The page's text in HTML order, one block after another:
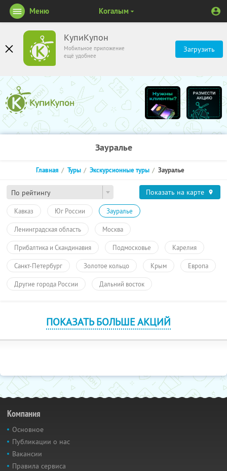
КупиКупон
Мобильное приложение
ещё удобнее
Загрузить
Меню Когалым
Зауралье
По рейтингу
Главная Туры Экскурсионные туры Зауралье
Показать на карте
Кавказ Юг России Зауралье
Ленинградская область Москва
Прибалтика и Скандинавия Подмосковье Карелия
Санкт-Петербург Золотое кольцо Крым Европа
Другие города России Дальний восток
ПОКАЗАТЬ БОЛЬШЕ АКЦИЙ
Компания
Основное
Публикации о нас
Вакансии
Правила сервиса